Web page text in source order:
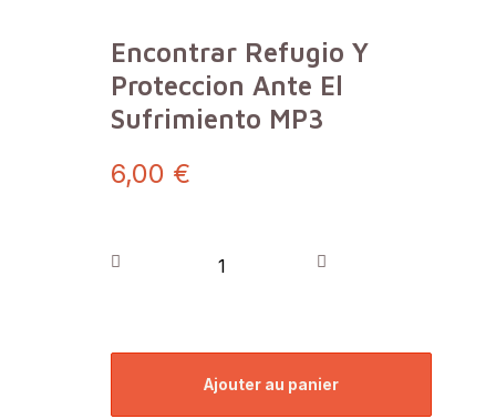
Encontrar Refugio Y
Proteccion Ante El
Sufrimiento MP3
6,00 €
ajouter au panier